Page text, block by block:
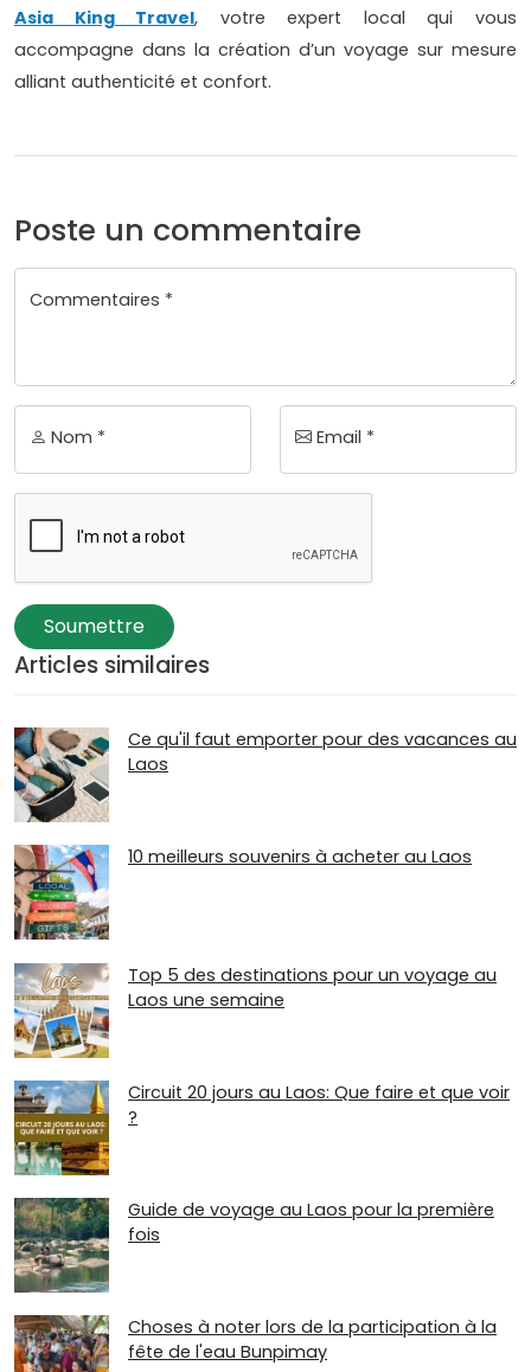
Asia King Travel, votre expert local qui vous
accompagne dans la création d’un voyage sur mesure
alliant authenticité et confort.
Poste un commentaire
Commentaires *
Nom * Email *
Soumettre
Articles similaires
Ce qu'il faut emporter pour des vacances au
Laos
10 meilleurs souvenirs à acheter au Laos
Top 5 des destinations pour un voyage au
Laos une semaine
Circuit 20 jours au Laos: Que faire et que voir
?
Guide de voyage au Laos pour la première
fois
Choses à noter lors de la participation à la
fête de l'eau Bunpimay